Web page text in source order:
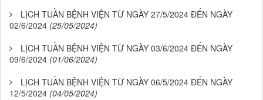
LỊCH TUẦN BỆNH VIỆN TỪ NGÀY 27/5/2024 ĐẾN NGÀY
02/6/2024 (25/05/2024)
LỊCH TUẦN BỆNH VIỆN TỪ NGÀY 03/6/2024 ĐẾN NGÀY
09/6/2024 (01/06/2024)
LỊCH TUẦN BỆNH VIỆN TỪ NGÀY 06/5/2024 ĐẾN NGÀY
12/5/2024 (04/05/2024)